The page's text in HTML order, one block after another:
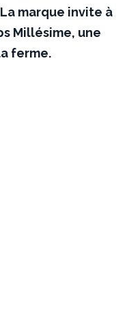
marque invite à
Millésime, une
ferme.